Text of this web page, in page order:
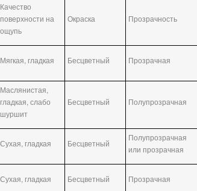
Качество
поверхности на
ощупь
Окраска Прозрачность
Мягкая, гладкая Бесцветный Прозрачная
Маслянистая,
гладкая, слабо
шуршит
Бесцветный Полупрозрачная
Сухая, гладкая Бесцветный
Полупрозрачная
или прозрачная
Сухая, гладкая Бесцветный Прозрачная